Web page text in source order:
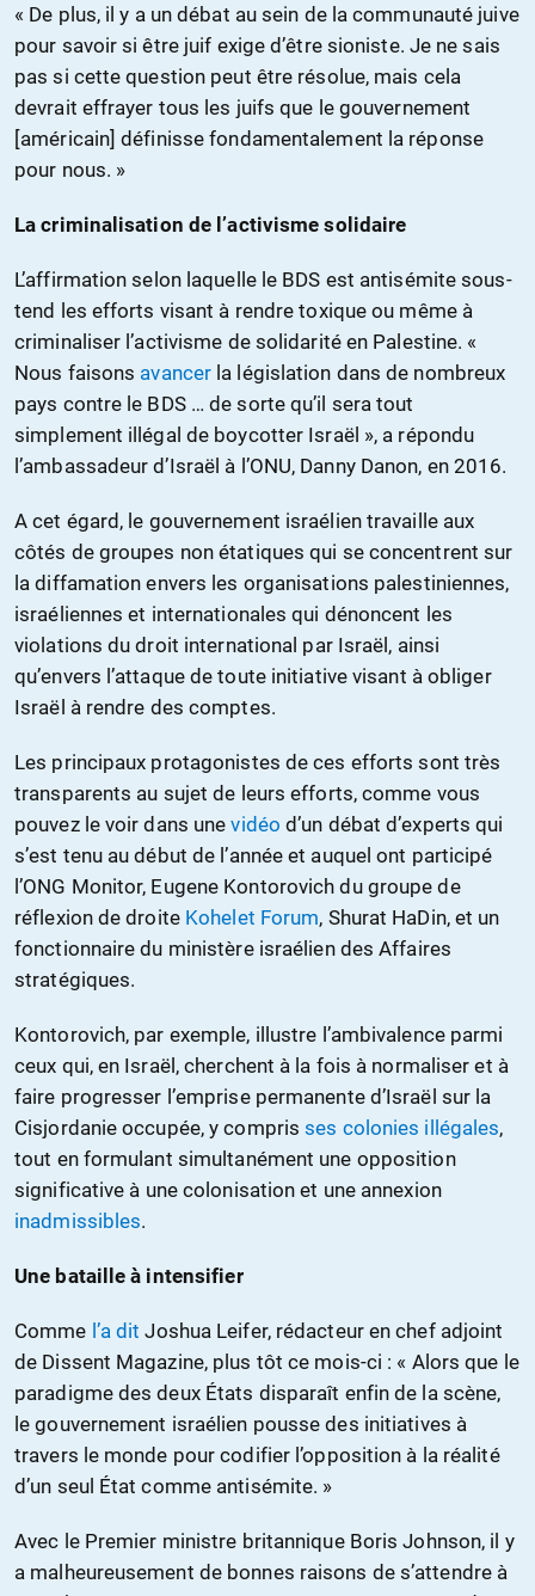
« De plus, il y a un débat au sein de la communauté juive
pour savoir si être juif exige d’être sioniste. Je ne sais
pas si cette question peut être résolue, mais cela
devrait effrayer tous les juifs que le gouvernement
[américain] définisse fondamentalement la réponse
pour nous. »
La criminalisation de l’activisme solidaire
L’affirmation selon laquelle le BDS est antisémite sous-
tend les efforts visant à rendre toxique ou même à
criminaliser l’activisme de solidarité en Palestine. «
Nous faisons avancer la législation dans de nombreux
pays contre le BDS … de sorte qu’il sera tout
simplement illégal de boycotter Israël », a répondu
l’ambassadeur d’Israël à l’ONU, Danny Danon, en 2016.
A cet égard, le gouvernement israélien travaille aux
côtés de groupes non étatiques qui se concentrent sur
la diffamation envers les organisations palestiniennes,
israéliennes et internationales qui dénoncent les
violations du droit international par Israël, ainsi
qu’envers l’attaque de toute initiative visant à obliger
Israël à rendre des comptes.
Les principaux protagonistes de ces efforts sont très
transparents au sujet de leurs efforts, comme vous
pouvez le voir dans unevidéo d’un débat d’experts qui
s’est tenu au début de l’année et auquel ont participé
l’ONG Monitor, Eugene Kontorovich du groupe de
réflexion de droite Kohelet Forum, Shurat HaDin, et un
fonctionnaire du ministère israélien des Affaires
stratégiques.
Kontorovich, par exemple, illustre l’ambivalence parmi
ceux qui, en Israël, cherchent à la fois à normaliser et à
faire progresser l’emprise permanente d’Israël sur la
Cisjordanie occupée, y comprisses colonies illégales,
tout en formulant simultanément une opposition
significative à une colonisation et une annexion
inadmissibles.
Une bataille à intensifier
Comme l’a dit Joshua Leifer, rédacteur en chef adjoint
de Dissent Magazine, plus tôt ce mois-ci : « Alors que le
paradigme des deux États disparaît enfin de la scène,
le gouvernement israélien pousse des initiatives à
travers le monde pour codifier l’opposition à la réalité
d’un seul État comme antisémite. »
Avec le Premier ministre britannique Boris Johnson, il y
a malheureusement de bonnes raisons de s’attendre à